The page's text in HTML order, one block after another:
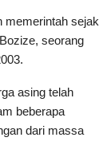
memerintah sejak
seorang
asing telah
beberapa
dari massa